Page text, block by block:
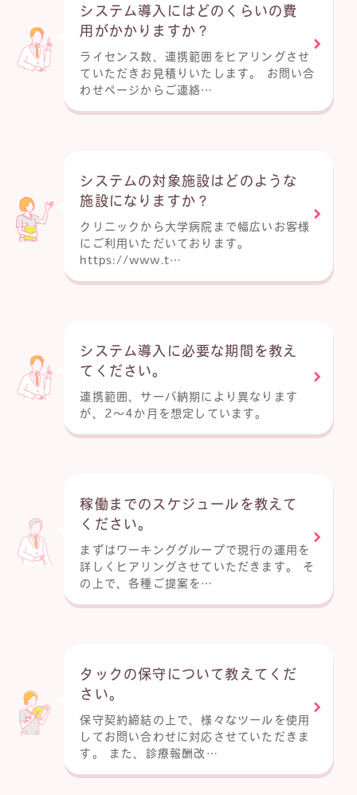
システム導入にはどのくらいの費
用がかかりますか？
ライセンス数、連携範囲をヒアリングさせ
ていただきお見積りいたします。 お問い合
わせページからご連絡…
システムの対象施設はどのような
施設になりますか？
クリニックから大学病院まで幅広いお客様
にご利用いただいております。
https://www.t…
システム導入に必要な期間を教え
てください。
連携範囲、サーバ納期により異なります
が、2～4か月を想定しています。
稼働までのスケジュールを教えて
ください。
まずはワーキンググループで現行の運用を
詳しくヒアリングさせていただきます。 そ
の上で、各種ご提案を…
タックの保守について教えてくだ
さい。
保守契約締結の上で、様々なツールを使用
してお問い合わせに対応させていただきま
す。 また、診療報酬改…